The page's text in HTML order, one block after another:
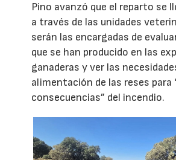
Pino avanzó que el reparto se
a través de las unidades
serán las encargadas de
que se han producido en las
ganaderas y ver las
alimentación de las reses para
consecuencias” del incendio.